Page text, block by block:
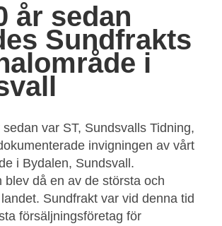
år sedan
Sundfrakts
i
var ST, Sundsvalls Tidning,
invigningen av vårt
i Bydalen, Sundsvall.
blev då en av de största och
Sundfrakt var vid denna tid
försäljningsföretag för